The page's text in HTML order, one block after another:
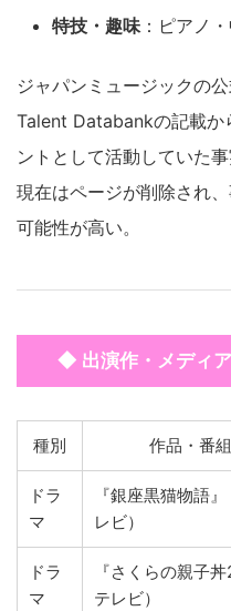
特技・趣味：ピアノ
ジャパンミュージックの
Talent Databankの記載か
ントとして活動していた
現在はページが削除され
可能性が高い。
◆ 出演作・メディア
種別 作品・番
ドラ
マ
『銀座黒猫物語
レビ）
ドラ
マ
『さくらの親子
テレビ）